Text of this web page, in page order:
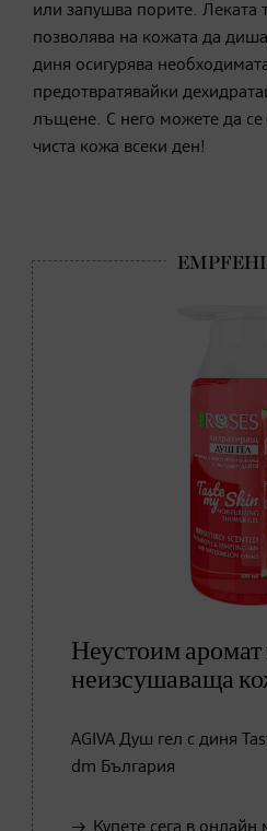
или запушва порите. Леката
позволява на кожата да
диня осигурява
предотвратявайки
лъщене. С него можете да се
чиста кожа всеки ден!
Неустоим
неизсушаваща
AGIVA Душ гел с диня
dm България
Купете сега в онлайн